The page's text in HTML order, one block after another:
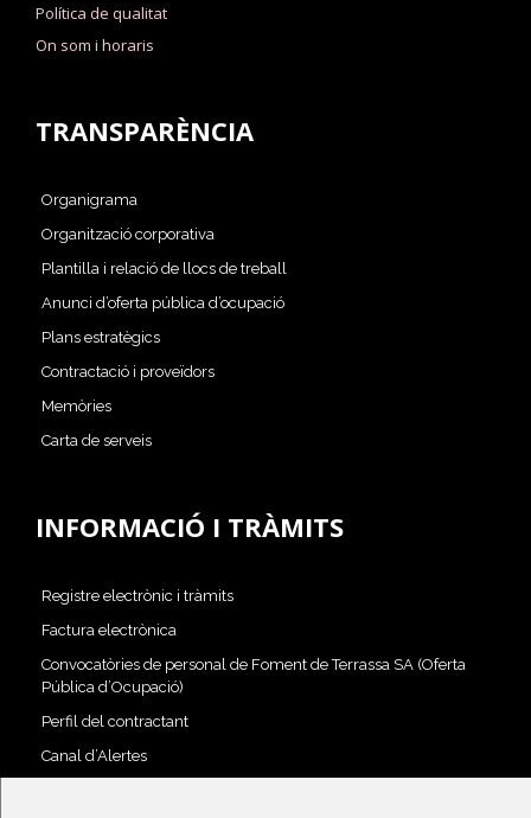
Política de qualitat
On som i horaris
TRANSPARÈNCIA
Organigrama
Organització corporativa
Plantilla i relació de llocs de treball
Anunci d’oferta pública d’ocupació
Plans estratègics
Contractació i proveïdors
Memòries
Carta de serveis
INFORMACIÓ I TRÀMITS
Registre electrònic i tràmits
Factura electrònica
Convocatòries de personal de Foment de Terrassa SA (Oferta
Pública d’Ocupació)
Perfil del contractant
Canal d’Alertes